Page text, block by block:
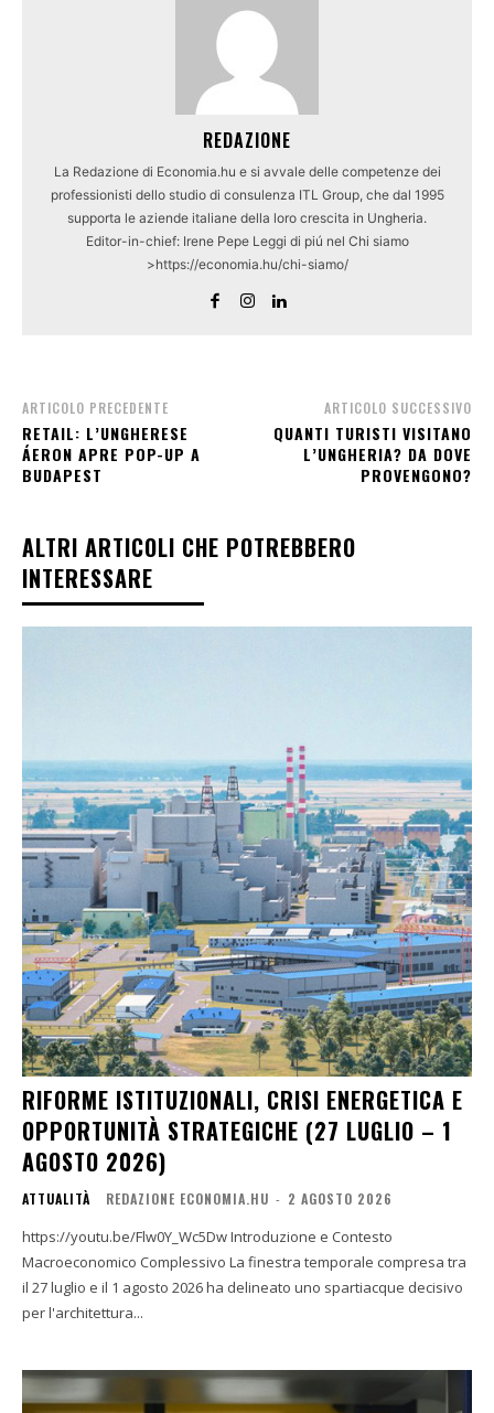
REDAZIONE
La Redazione di Economia.hu e si avvale delle competenze dei
professionisti dello studio di consulenza ITL Group, che dal 1995
supporta le aziende italiane della loro crescita in Ungheria.
Editor-in-chief: Irene Pepe Leggi di piú nel Chi siamo
>https://economia.hu/chi-siamo/
ARTICOLO PRECEDENTE
RETAIL: L’UNGHERESE
ÁERON APRE POP-UP A
BUDAPEST
ARTICOLO SUCCESSIVO
QUANTI TURISTI VISITANO
L’UNGHERIA? DA DOVE
PROVENGONO?
ALTRI ARTICOLI CHE POTREBBERO
INTERESSARE
RIFORME ISTITUZIONALI, CRISI ENERGETICA E
OPPORTUNITÀ STRATEGICHE (27 LUGLIO – 1
AGOSTO 2026)
ATTUALITÀ REDAZIONE ECONOMIA.HU - 2 AGOSTO 2026
https://youtu.be/Flw0Y_Wc5Dw Introduzione e Contesto
Macroeconomico Complessivo La finestra temporale compresa tra
il 27 luglio e il 1 agosto 2026 ha delineato uno spartiacque decisivo
per l'architettura...